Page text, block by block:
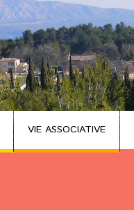
VIE ASSOCIATIVE